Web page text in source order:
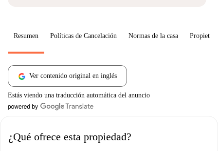
Resumen Políticas de Cancelación Normas de la casa
Ver contenido original en inglés
Estás viendo una traducción automática del anuncio
¿Qué ofrece esta propiedad?